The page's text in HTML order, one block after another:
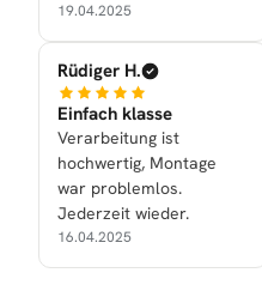
19.04.2025
Rüdiger H.
Einfach klasse
Verarbeitung ist
hochwertig, Montage
war problemlos.
Jederzeit wieder.
16.04.2025